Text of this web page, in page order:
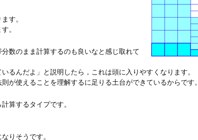
す。
。
数のまま計算するのも良いなと感じ取れて
るんだよ」と説明したら，これは頭に入りやすくなります。
が使えることを理解するに足りる土台ができているからです。
算するタイプです。
りそうです。